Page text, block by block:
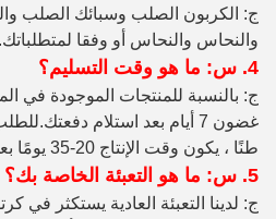
ج: الكربون الصلب وسبائك الصلب
والنحاس والنحاس أو وفقا لمتطلباتك.
4. س: ما هو وقت التسليم؟
ج: بالنسبة للمنتجات الموجودة في
طنًا ، يكون وقت الإنتاج 20-35 يومًا بعد تأكيد كل التفاصيل.
5. س: ما هو التعبئة الخاصة بك؟